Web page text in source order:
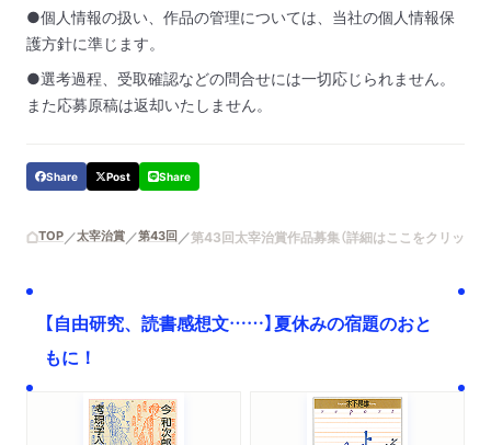
●個人情報の扱い、作品の管理については、当社の個人情報保
護方針に準じます。
●選考過程、受取確認などの問合せには一切応じられません。
また応募原稿は返却いたしません。
Share Post Share
TOP 太宰治賞 第43回 第43回太宰治賞作品募集（詳細はここをクリック）
【自由研究、読書感想文……】夏休みの宿題のおと
もに！